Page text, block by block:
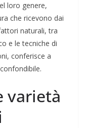
loro genere,
che ricevono dai
naturali, tra
e le tecniche di
conferisce a
varietà